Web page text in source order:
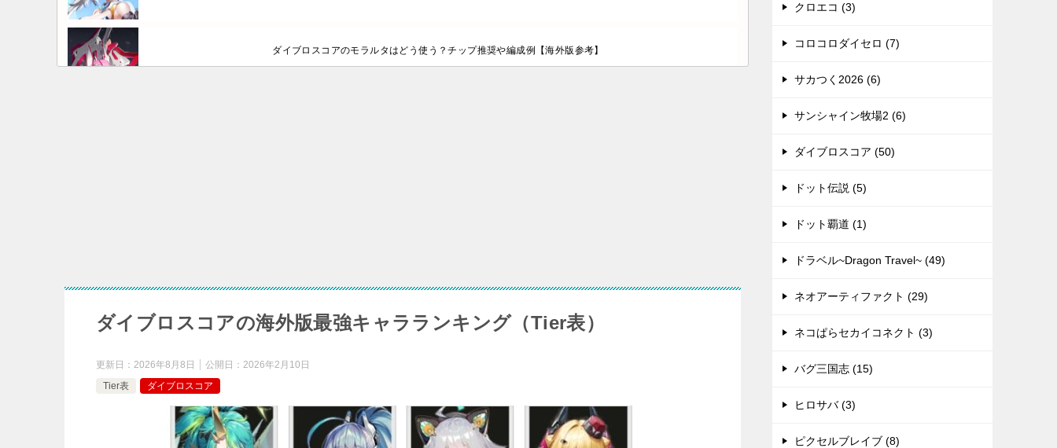
ダイブロスコアのモラルタはどう使う？チップ推奨や編成例【海外版参考】
ダイブロスコアの海外版最強キャラランキング（Tier表）
更新日： 2026年8月8日 公開日： 2026年2月10日
Tier表
ダイブロスコア
クロエコ (3)
コロコロダイセロ (7)
サカつく2026 (6)
サンシャイン牧場2 (6)
ダイブロスコア (50)
ドット伝説 (5)
ドット覇道 (1)
ドラベル~Dragon Travel~ (49)
ネオアーティファクト (29)
ネコぱらセカイコネクト (3)
バグ三国志 (15)
ヒロサバ (3)
ピクセルブレイブ (8)